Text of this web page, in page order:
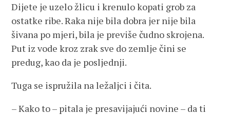
Dijete je uzelo žlicu i krenulo kopati grob za
ostatke ribe. Raka nije bila dobra jer nije bila
šivana po mjeri, bila je previše čudno skrojena.
Put iz vode kroz zrak sve do zemlje čini se
predug, kao da je posljednji.
Tuga se ispružila na ležaljci i čita.
– Kako to – pitala je presavijajući novine – da ti